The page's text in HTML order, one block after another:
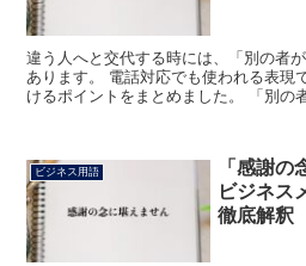
違う人へと交代する時には、「別の者
あります。 電話対応でも使われる表現
けるポイントをまとめました。 「別の
ビジネス用語
「感謝の
ビジネス
徹底解釈